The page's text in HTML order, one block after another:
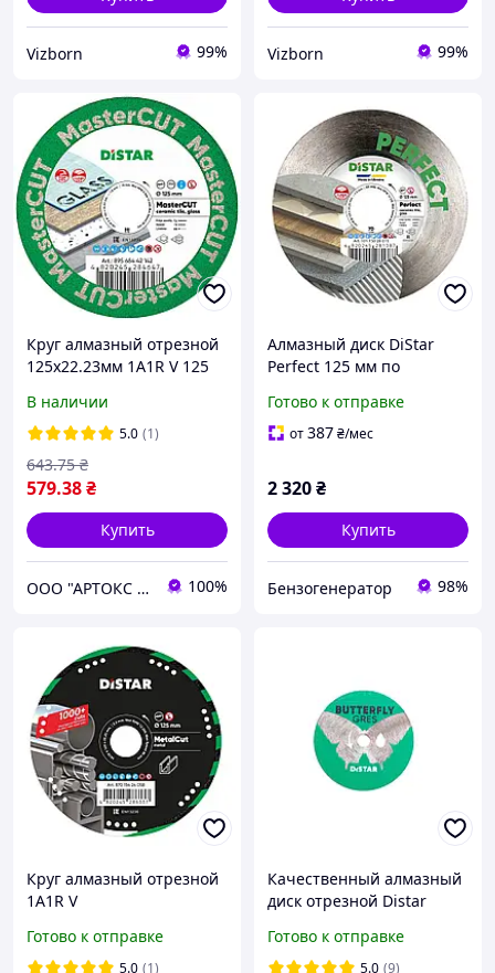
Vizborn 99% Vizborn 99%
Круг алмазный отрезной
125х22.23мм 1A1R V 125
В наличии
5.0 (1)
579.38₴
643.75 ₴
Купить
ООО "АРТОКС ЛТД" 100%
Алмазный диск DiStar
Perfect 125 мм по
мрамору (10115028015)
Готово к отправке
от387₴/мес
2 320₴
Купить
Бензогенератор 98%
Круг алмазный отрезной
1A1R V
CUT
Готово к отправке
5.0 (1)
Качественный алмазный
диск отрезной Distar
чистый рез, большой
ресурс
Готово к отправке
5.0 (9)